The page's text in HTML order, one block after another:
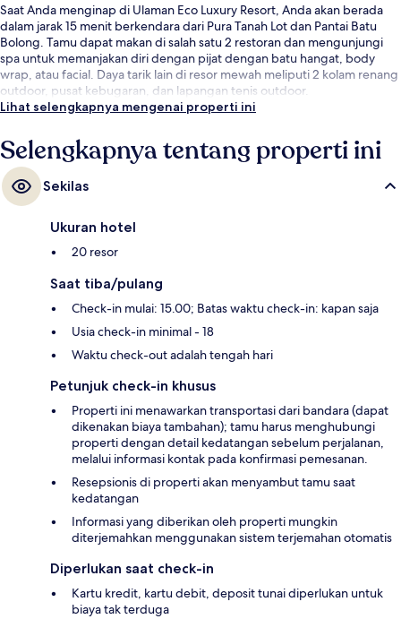
Saat Anda menginap di Ulaman Eco Luxury Resort, Anda akan berada
dalam jarak 15 menit berkendara dari Pura Tanah Lot dan Pantai Batu
Bolong. Tamu dapat makan di salah satu 2 restoran dan mengunjungi
spa untuk memanjakan diri dengan pijat dengan batu hangat, body
wrap, atau facial. Daya tarik lain di resor mewah meliputi 2 kolam renang
outdoor, pusat kebugaran, dan lapangan tenis outdoor.
Lihat selengkapnya mengenai properti ini
Selengkapnya tentang properti ini
Sekilas
Ukuran hotel
20 resor
Saat tiba/pulang
Check-in mulai: 15.00; Batas waktu check-in: kapan saja
Usia check-in minimal - 18
Waktu check-out adalah tengah hari
Petunjuk check-in khusus
Properti ini menawarkan transportasi dari bandara (dapat
dikenakan biaya tambahan); tamu harus menghubungi
properti dengan detail kedatangan sebelum perjalanan,
melalui informasi kontak pada konfirmasi pemesanan.
Resepsionis di properti akan menyambut tamu saat
kedatangan
Informasi yang diberikan oleh properti mungkin
diterjemahkan menggunakan sistem terjemahan otomatis
Diperlukan saat check-in
Kartu kredit, kartu debit, deposit tunai diperlukan untuk
biaya tak terduga